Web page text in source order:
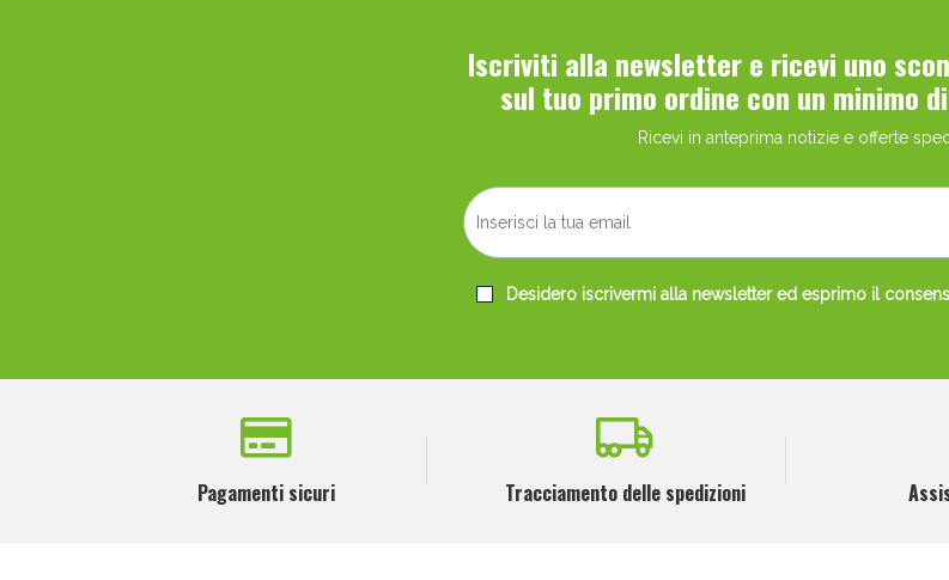
Iscriviti alla newsletter e ricevi uno
sul tuo primo ordine con un minimo
Ricevi in anteprima notizie e offerte
Desidero iscrivermi alla newsletter ed esprimo il
Pagamenti sicuri Tracciamento delle spedizioni